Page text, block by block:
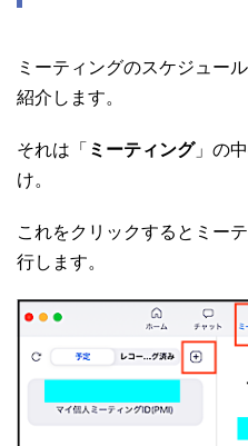
ミーティングのスケジュー
紹介します。
それは「 ミーティング」の
け。
これをクリックするとミー
行します。